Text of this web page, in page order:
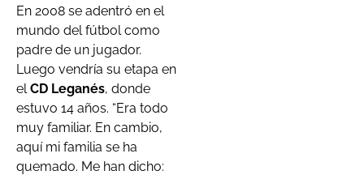
En 2008 se adentró en el
mundo del fútbol como
padre de un jugador.
Luego vendría su etapa en
el CD Leganés, donde
estuvo 14 años. “Era todo
muy familiar. En cambio,
aquí mi familia se ha
quemado. Me han dicho: